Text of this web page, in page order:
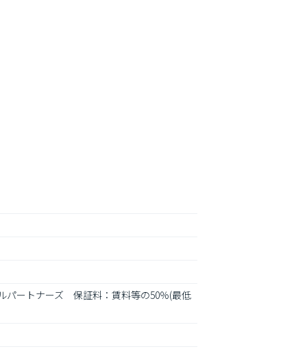
パートナーズ　保証料：賃料等の50％(最低